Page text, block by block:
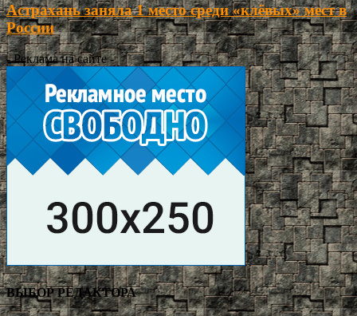
Астрахань заняла 1 место среди «клёвых» мест в
России
- Реклама на сайте -
ВЫБОР РЕДАКТОРА